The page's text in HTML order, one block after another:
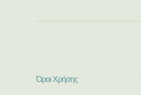
Όροι Χρήσης